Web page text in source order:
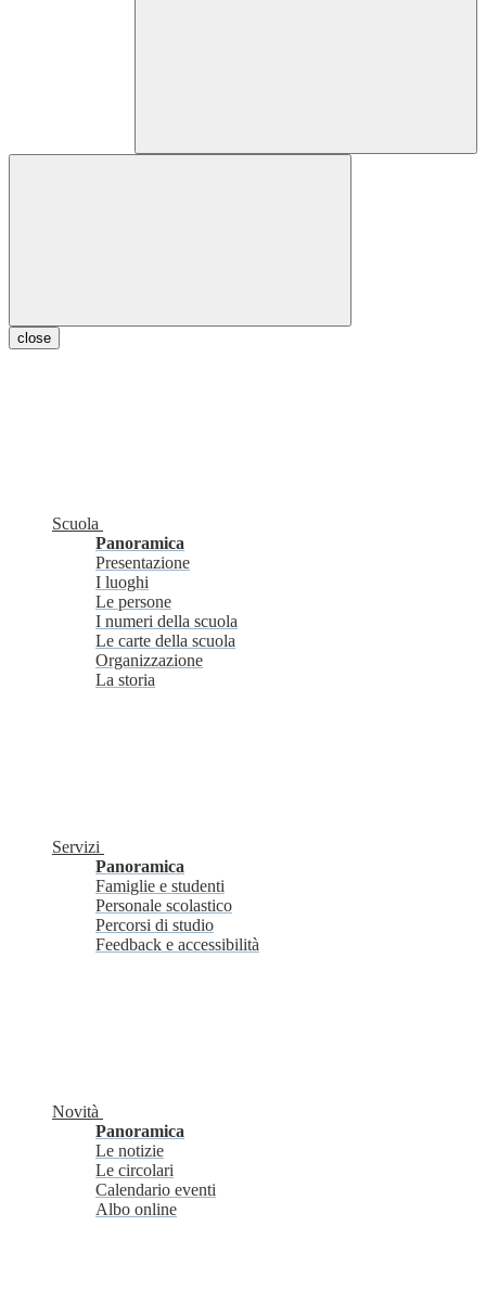
close
Scuola
Panoramica
Presentazione
I luoghi
Le persone
I numeri della scuola
Le carte della scuola
Organizzazione
La storia
Servizi
Panoramica
Famiglie e studenti
Personale scolastico
Percorsi di studio
Feedback e accessibilità
Novità
Panoramica
Le notizie
Le circolari
Calendario eventi
Albo online